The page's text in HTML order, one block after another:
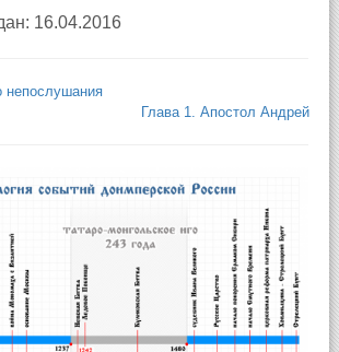
16.04.2016
непослушания
Глава 1. Апостол Андрей